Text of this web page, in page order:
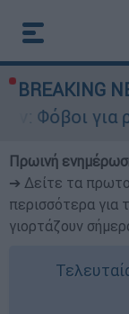
BREAKING
ρωσικό
Πρωινή
➔ Δείτε τα
περισσότερα για
γιορτάζουν